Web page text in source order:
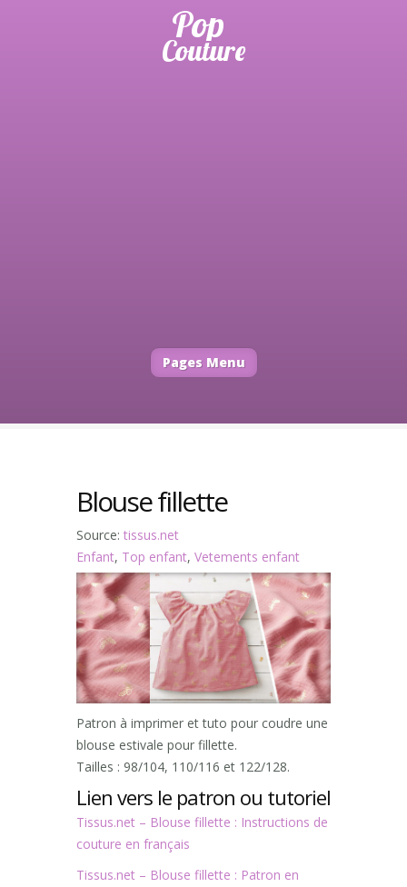
Pages Menu
Blouse fillette
Source: tissus.net
Enfant, Top enfant, Vetements enfant
Patron à imprimer et tuto pour coudre une
blouse estivale pour fillette.
Tailles : 98/104, 110/116 et 122/128.
Lien vers le patron ou tutoriel
Tissus.net – Blouse fillette : Instructions de
couture en français
Tissus.net – Blouse fillette : Patron en